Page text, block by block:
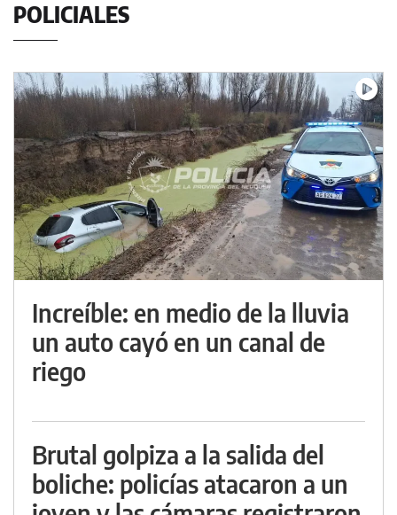
POLICIALES
Increíble: en medio de la lluvia
un auto cayó en un canal de
riego
Brutal golpiza a la salida del
boliche: policías atacaron a un